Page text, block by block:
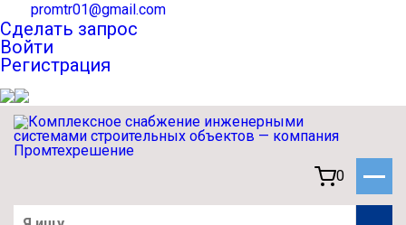
promtr01@gmail.com
Сделать запрос
Войти
Регистрация
0